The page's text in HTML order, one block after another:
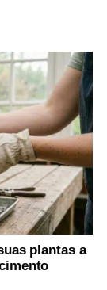
plantas a